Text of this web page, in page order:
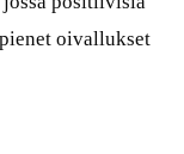
oivallukset